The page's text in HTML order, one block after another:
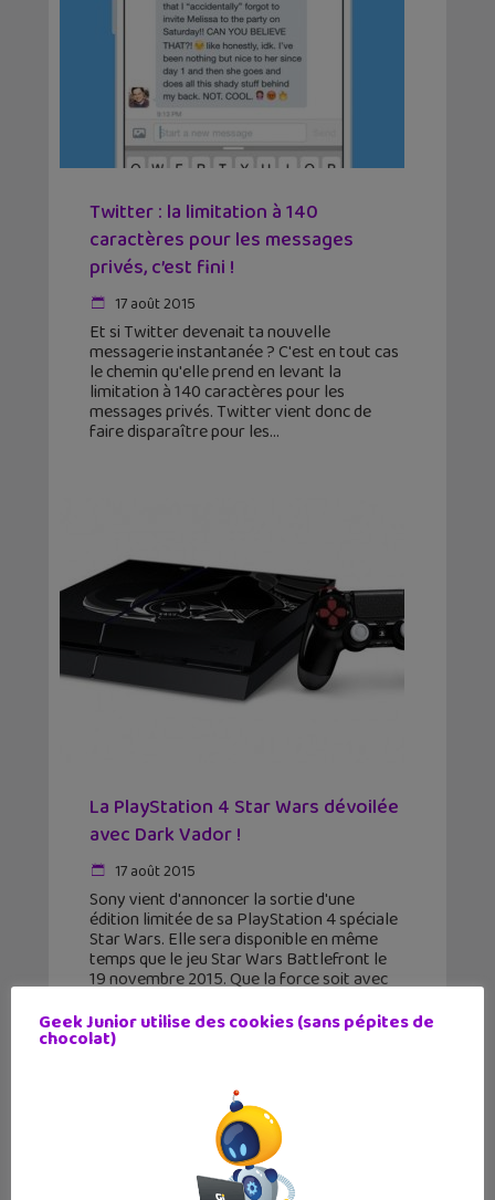
Twitter : la limitation à 140
caractères pour les messages
privés, c’est fini !
17 août 2015
Et si Twitter devenait ta nouvelle
messagerie instantanée ? C'est en tout cas
le chemin qu'elle prend en levant la
limitation à 140 caractères pour les
messages privés. Twitter vient donc de
faire disparaître pour les
La PlayStation 4 Star Wars dévoilée
avec Dark Vador !
17 août 2015
Sony vient d'annoncer la sortie d'une
édition limitée de sa PlayStation 4 spéciale
Star Wars. Elle sera disponible en même
temps que le jeu Star Wars Battlefront le
19 novembre 2015. Que la force soit avec
Geek Junior utilise des cookies (sans pépites de
chocolat)